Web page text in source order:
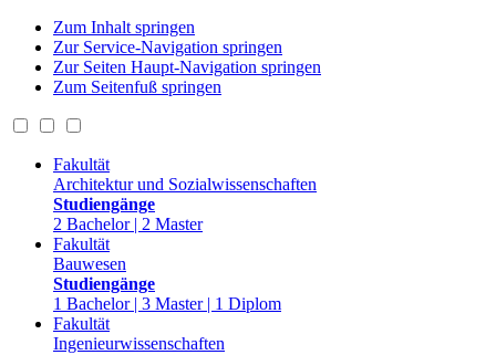
Zum Inhalt springen
Zur Service-Navigation springen
Zur Seiten Haupt-Navigation springen
Zum Seitenfuß springen
Fakultät
Architektur und Sozialwissenschaften
Studiengänge
2 Bachelor | 2 Master
Fakultät
Bauwesen
Studiengänge
1 Bachelor | 3 Master | 1 Diplom
Fakultät
Ingenieurwissenschaften